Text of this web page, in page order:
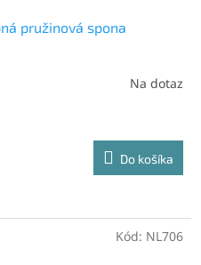
pružinová spona
Na dotaz
Do košíka
Kód: NL706